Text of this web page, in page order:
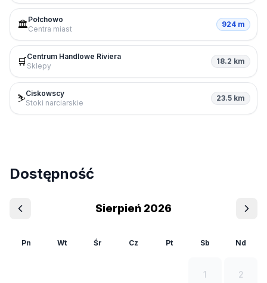
🏛️Połchowo
Centra miast
924 m
🛒Centrum Handlowe Riviera
Sklepy
18.2 km
⛷️Ciskowscy
Stoki narciarskie
23.5 km
Dostępność
Sierpień 2026
Pn Wt Śr Cz Pt Sb Nd
1 2